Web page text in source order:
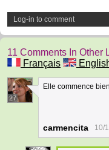
Log-in to comment
11 Comments In Other
Français
27
Elle commence
carmencita 10/